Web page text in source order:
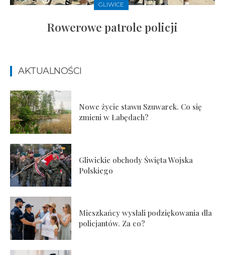
GLIWICE
Rowerowe patrole policji
AKTUALNOŚCI
Nowe życie stawu Szuwarek. Co się
zmieni w Łabędach?
Gliwickie obchody Święta Wojska
Polskiego
Mieszkańcy wysłali podziękowania dla
policjantów. Za co?